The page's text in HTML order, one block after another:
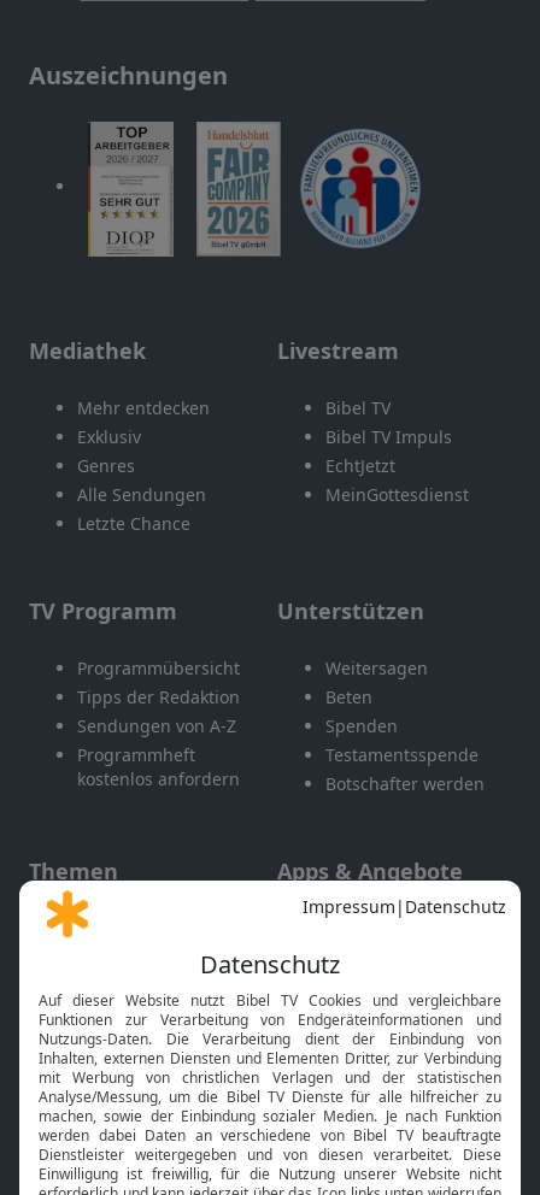
Auszeichnungen
Mediathek
Mehr entdecken
Exklusiv
Genres
Alle Sendungen
Letzte Chance
Livestream
Bibel TV
Bibel TV Impuls
EchtJetzt
MeinGottesdienst
TV Programm
Programmübersicht
Tipps der Redaktion
Sendungen von A-Z
Programmheft
kostenlos anfordern
Unterstützen
Weitersagen
Beten
Spenden
Testamentsspende
Botschafter werden
Themen
Gott und Bibel erklärt
Neuigkeiten
Apps & Angebote
Mobile App
Smart TV
HbbTV
Bibelthek Online-Bibel
Nächster Gottesdienst
Bibel TV Service